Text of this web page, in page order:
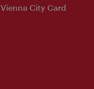
Vienna City Card